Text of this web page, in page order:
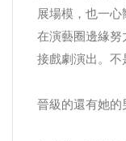
展場模，也一
在演藝圈邊緣
接戲劇演出。不
晉級的還有她的